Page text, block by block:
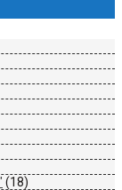
(18)